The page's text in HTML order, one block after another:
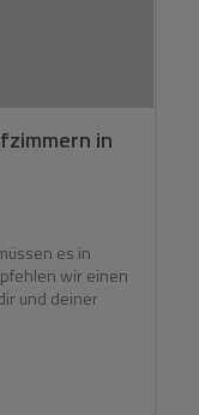
in
es in
wir einen
und deiner